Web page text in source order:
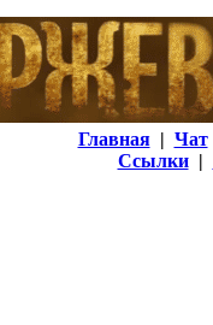
Главная | Чат
Ссылки |